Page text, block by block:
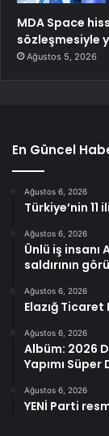
MDA Space
sözleşmesiyle
Ağustos 5, 2026
En Güncel
Ağustos 6, 2026
Türkiye’nin 11
Ağustos 6, 2026
Ünlü iş insanı
saldırının
Ağustos 6, 2026
Elazığ Ticaret
Ağustos 6, 2026
Albüm: 2026
Yapımı
Ağustos 6, 2026
YENİ Parti